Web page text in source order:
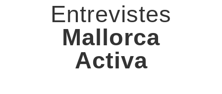
Entrevistes
Mallorca
Activa